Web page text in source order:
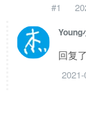
#1
Young
回复